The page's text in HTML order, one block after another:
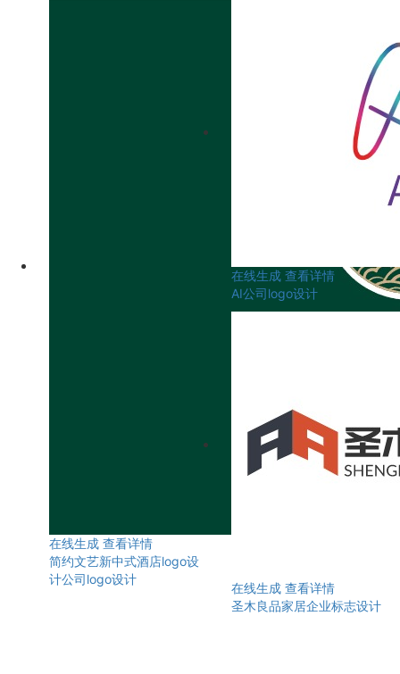
在线生成 查看详情
简约文艺新中式酒店logo设
计公司logo设计
在线生成 查看详情
AI公司logo设计
在线生成 查看详情
圣木良品家居企业标志设计